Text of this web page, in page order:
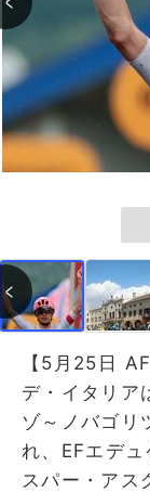
【5月25日
デ・イタリア
ゾ～ノバゴリ
れ、EFエデ
スパー・アス